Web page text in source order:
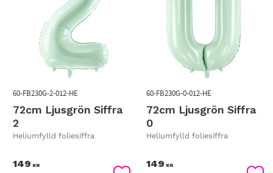
72cm Ljusgrön Siffra
2
Heliumfylld foliesiffra
60-FB230G-2-012-HE
149 KR
72cm Ljusgrön Siffra
0
Heliumfylld foliesiffra
60-FB230G-0-012-HE
149 KR